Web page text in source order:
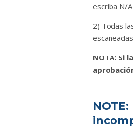
escriba N/
2) Todas
NOTA: Si